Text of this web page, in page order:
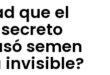
que el
semen